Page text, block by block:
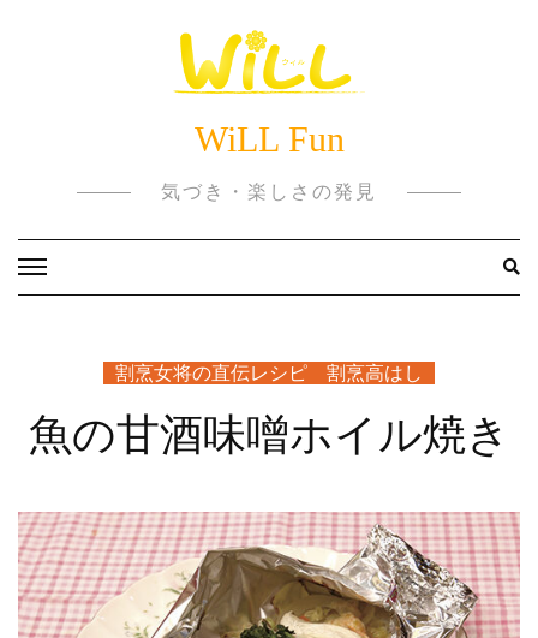
WiLL Fun
気づき・楽しさの発見
割烹女将の直伝レシピ 割烹高はし
魚の甘酒味噌ホイル焼き